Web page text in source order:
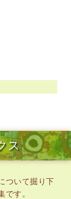
ス
ついて掘り下
です。